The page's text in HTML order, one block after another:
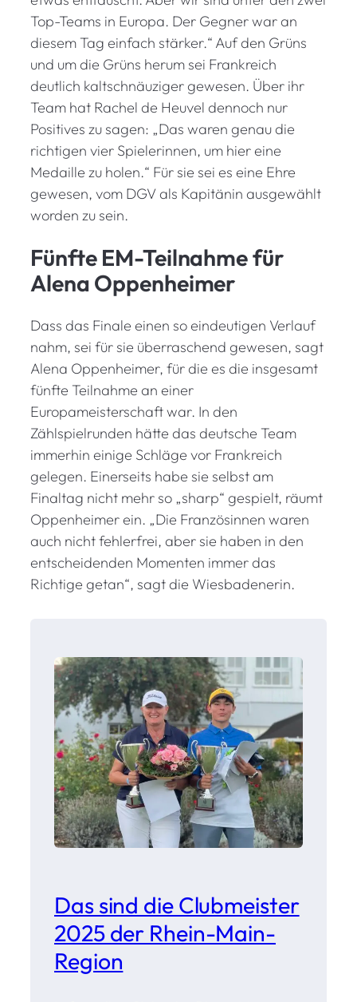
Top-Teams in Europa. Der Gegner war an
diesem Tag einfach stärker.“ Auf den Grüns
und um die Grüns herum sei Frankreich
deutlich kaltschnäuziger gewesen. Über ihr
Team hat Rachel de Heuvel dennoch nur
Positives zu sagen: „Das waren genau die
richtigen vier Spielerinnen, um hier eine
Medaille zu holen.“ Für sie sei es eine Ehre
gewesen, vom DGV als Kapitänin ausgewählt
worden zu sein.
Fünfte EM-Teilnahme für
Alena Oppenheimer
Dass das Finale einen so eindeutigen Verlauf
nahm, sei für sie überraschend gewesen, sagt
Alena Oppenheimer, für die es die insgesamt
fünfte Teilnahme an einer
Europameisterschaft war. In den
Zählspielrunden hätte das deutsche Team
immerhin einige Schläge vor Frankreich
gelegen. Einerseits habe sie selbst am
Finaltag nicht mehr so „sharp“ gespielt, räumt
Oppenheimer ein. „Die Französinnen waren
auch nicht fehlerfrei, aber sie haben in den
entscheidenden Momenten immer das
Richtige getan“, sagt die Wiesbadenerin.
Das sind die Clubmeister
2025 der Rhein-Main-
Region